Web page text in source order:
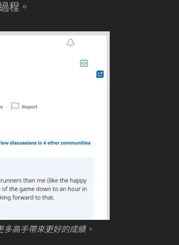
程。
高手帶來更好的成績。